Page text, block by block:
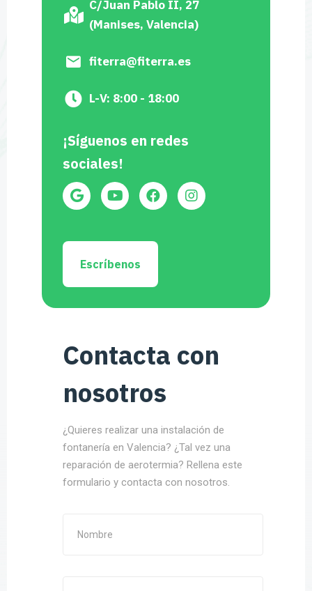
C/Juan Pablo II, 27
(Manises, Valencia)
fiterra@fiterra.es
L-V: 8:00 - 18:00
¡Síguenos en redes
sociales!
Escríbenos
Contacta con
nosotros
¿Quieres realizar una instalación de
fontanería en Valencia? ¿Tal vez una
reparación de aerotermia? Rellena este
formulario y contacta con nosotros.